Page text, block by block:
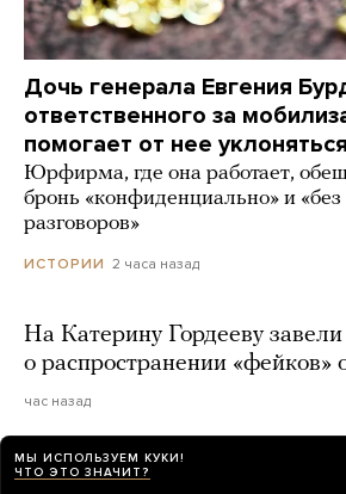
Дочь генерала Евгения
ответственного за
помогает от нее
Юрфирма, где она работает,
бронь «конфиденциально» и
разговоров»
ИСТОРИИ 2 часа назад
На Катерину Гордееву
о распространении «фейков»
час назад
В Швеции задержали пару
МЫ ИСПОЛЬЗУЕМ КУКИ!
ЧТО ЭТО ЗНАЧИТ?